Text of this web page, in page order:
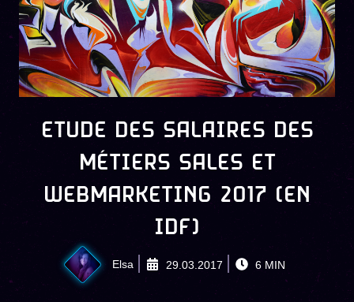
ETUDE DES SALAIRES DES
MÉTIERS SALES ET
WEBMARKETING 2017 (EN
IDF)
Elsa 29.03.2017 6 MIN